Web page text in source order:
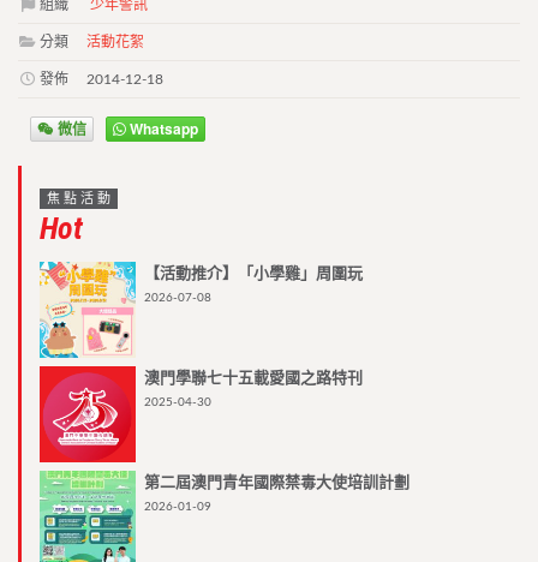
組織 少年警訊
分類 活動花絮
發佈 2014-12-18
微信 Whatsapp
焦點活動
Hot
【活動推介】「小學雞」周圍玩
2026-07-08
澳門學聯七十五載愛國之路特刊
2025-04-30
第二屆澳門青年國際禁毒大使培訓計劃
2026-01-09